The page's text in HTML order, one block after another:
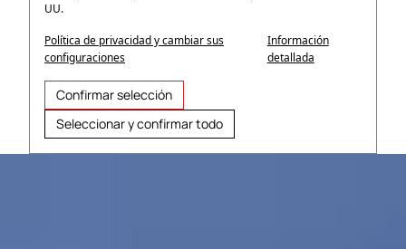
UU.
Política de privacidad y cambiar sus
configuraciones
Información
detallada
Confirmar selección
Seleccionar y confirmar todo